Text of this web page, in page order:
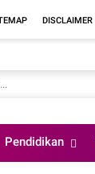
DISCLAIMER
Pendidikan